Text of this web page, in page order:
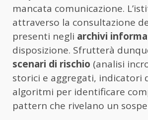
mancata comunicazione.
attraverso la consultazione
presenti negli archivi
disposizione. Sfrutterà
scenari di rischio (analisi
storici e aggregati, indicatori
algoritmi per identificare
pattern che rivelano un